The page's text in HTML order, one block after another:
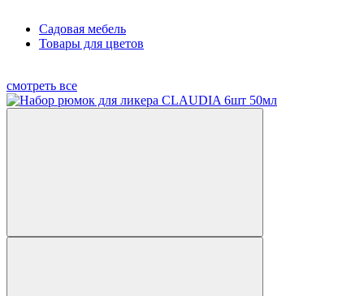
Садовая мебель
Товары для цветов
смотреть все